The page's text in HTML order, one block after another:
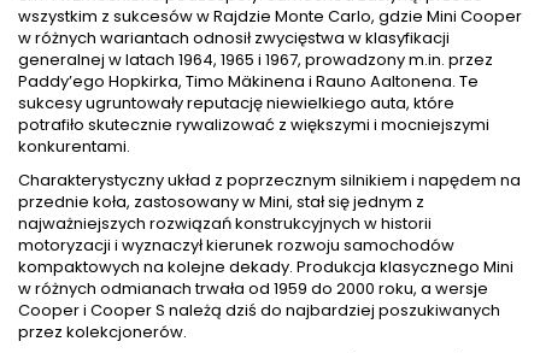
wszystkim z sukcesów w Rajdzie Monte Carlo, gdzie Mini Cooper
w różnych wariantach odnosił zwycięstwa w klasyfikacji
generalnej w latach 1964, 1965 i 1967, prowadzony m.in. przez
Paddy’ego Hopkirka, Timo Mäkinena i Rauno Aaltonena. Te
sukcesy ugruntowały reputację niewielkiego auta, które
potrafiło skutecznie rywalizować z większymi i mocniejszymi
konkurentami.
Charakterystyczny układ z poprzecznym silnikiem i napędem na
przednie koła, zastosowany w Mini, stał się jednym z
najważniejszych rozwiązań konstrukcyjnych w historii
motoryzacji i wyznaczył kierunek rozwoju samochodów
kompaktowych na kolejne dekady. Produkcja klasycznego Mini
w różnych odmianach trwała od 1959 do 2000 roku, a wersje
Cooper i Cooper S należą dziś do najbardziej poszukiwanych
przez kolekcjonerów.